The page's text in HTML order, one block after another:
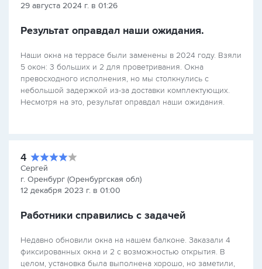
29 августа 2024 г. в 01:26
Результат оправдал наши ожидания.
Наши окна на террасе были заменены в 2024 году. Взяли
5 окон: 3 больших и 2 для проветривания. Окна
превосходного исполнения, но мы столкнулись с
небольшой задержкой из-за доставки комплектующих.
Несмотря на это, результат оправдал наши ожидания.
4
Сергей
г. Оренбург (Оренбургская обл)
12 декабря 2023 г. в 01:00
Работники справились с задачей
Недавно обновили окна на нашем балконе. Заказали 4
фиксированных окна и 2 с возможностью открытия. В
целом, установка была выполнена хорошо, но заметили,